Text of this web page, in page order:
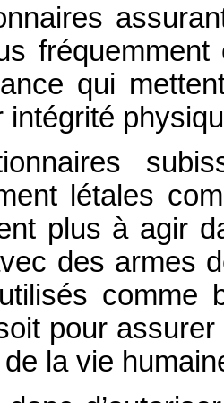
qui
intégrité
létales
plus à agir
des armes
comme
pour
la vie